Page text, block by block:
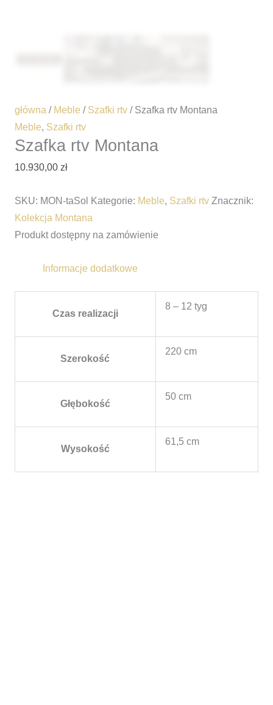
główna / Meble / Szafki rtv/ Szafka rtv Montana
Meble, Szafki rtv
Szafka rtv Montana
10.930,00 zł
SKU: MON-taSol Kategorie: Meble, Szafki rtv Znacznik:
Kolekcja Montana
Produkt dostępny na zamówienie
Informacje dodatkowe
Czas realizacji
8 – 12 tyg
Szerokość
220 cm
Głębokość
50 cm
Wysokość
61,5 cm